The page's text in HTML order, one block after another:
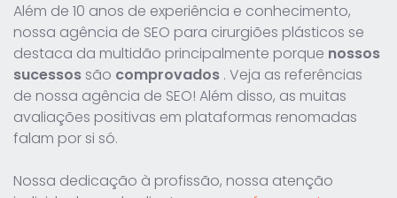
Além de 10 anos de experiência e conhecimento,
nossa agência de SEO para cirurgiões plásticos se
destaca da multidão principalmente porque nossos
sucessos são comprovados . Veja as referências
de nossa agência de SEO! Além disso, as muitas
avaliações positivas em plataformas renomadas
falam por si só.
Nossa dedicação à profissão, nossa atenção